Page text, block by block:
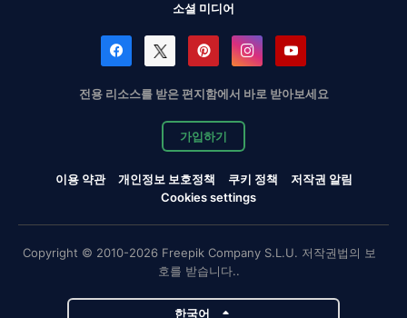
소셜 미디어
전용 리소스를 받은 편지함에서 바로 받아보세요
가입하기
이용 약관 개인정보 보호정책 쿠키 정책
저작권 알림
Cookies settings
Copyright © 2010-2026 Freepik Company S.L.U. 저작권법의 보
호를 받습니다..
한국어